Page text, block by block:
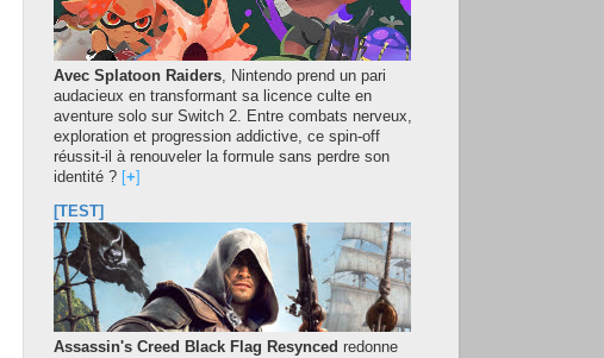
Avec Splatoon Raiders, Nintendo prend un pari
audacieux en transformant sa licence culte en
aventure solo sur Switch 2. Entre combats nerveux,
exploration et progression addictive, ce spin-off
réussit-il à renouveler la formule sans perdre son
identité ? [+]
[TEST]
Assassin's Creed Black Flag Resynced redonne